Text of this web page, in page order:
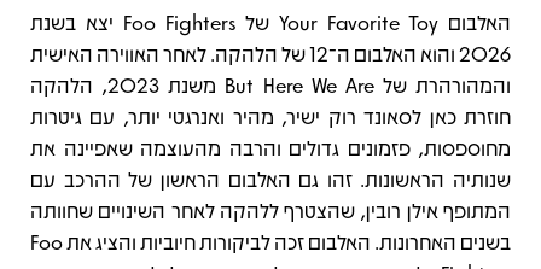
תיאור
האלבום Your Favorite Toy של Foo Fighters יצא בשנת
2026 והוא האלבום ה־12 של הלהקה. לאחר האווירה האישית
והמהורהרת של But Here We Are משנת 2023, הלהקה
חוזרת כאן לסאונד רוק ישיר, מהיר ואנרגטי יותר, עם גיטרות
מחוספסות, פזמונים גדולים והרבה מהעוצמה שאפיינה את
שנותיה הראשונות. זהו גם האלבום הראשון של ההרכב עם
המתופף אילן רובין, שהצטרף ללהקה לאחר השינויים שחוותה
בשנים האחרונות. האלבום זכה לביקורות חיוביות והציג את Foo